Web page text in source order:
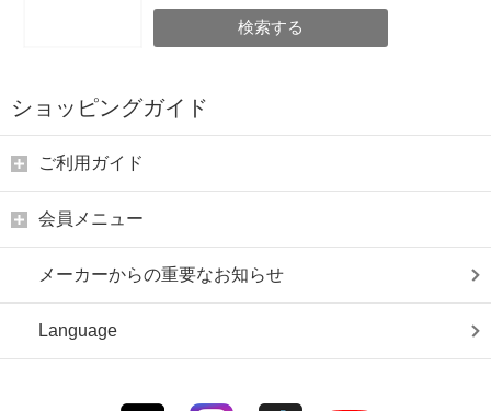
検索する
ショッピングガイド
ご利用ガイド
会員メニュー
メーカーからの重要なお知らせ
Language